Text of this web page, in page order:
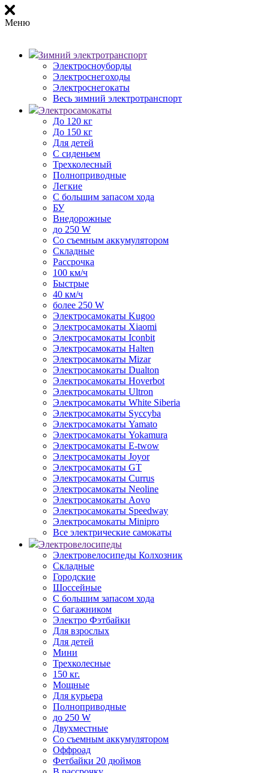
Меню
Зимний электротранспорт
Электросноуборды
Электроснегоходы
Электроснегокаты
Весь зимний электротранспорт
Электросамокаты
До 120 кг
До 150 кг
Для детей
С сиденьем
Трехколесный
Полноприводные
Легкие
С большим запасом хода
БУ
Внедорожные
до 250 W
Со съемным аккумулятором
Складные
Рассрочка
100 км/ч
Быстрые
40 км/ч
более 250 W
Электросамокаты Kugoo
Электросамокаты Xiaomi
Электросамокаты Iconbit
Электросамокаты Halten
Электросамокаты Mizar
Электросамокаты Dualton
Электросамокаты Hoverbot
Электросамокаты Ultron
Электросамокаты White Siberia
Электросамокаты Syccyba
Электросамокаты Yamato
Электросамокаты Yokamura
Электросамокаты E-twow
Электросамокаты Joyor
Электросамокаты GT
Электросамокаты Currus
Электросамокаты Neoline
Электросамокаты Aovo
Электросамокаты Speedway
Электросамокаты Minipro
Все электрические самокаты
Электровелосипеды
Электровелосипеды Колхозник
Складные
Городские
Шоссейные
С большим запасом хода
С багажником
Электро Фэтбайки
Для взрослых
Для детей
Мини
Трехколесные
150 кг.
Мощные
Для курьера
Полноприводные
до 250 W
Двухместные
Со съемным аккумулятором
Оффроад
Фетбайки 20 дюймов